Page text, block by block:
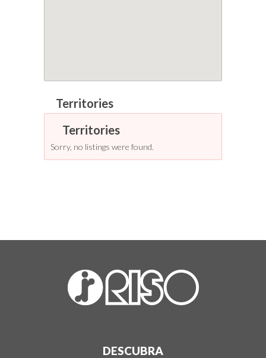
Sorry, no listings were found.
DESCUBRA